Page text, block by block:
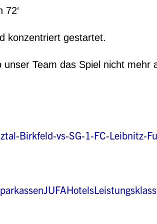
72‘
konzentriert gestartet.
Team das Spiel nicht mehr
Birkfeld-vs-SG-1-FC-Leibnitz-